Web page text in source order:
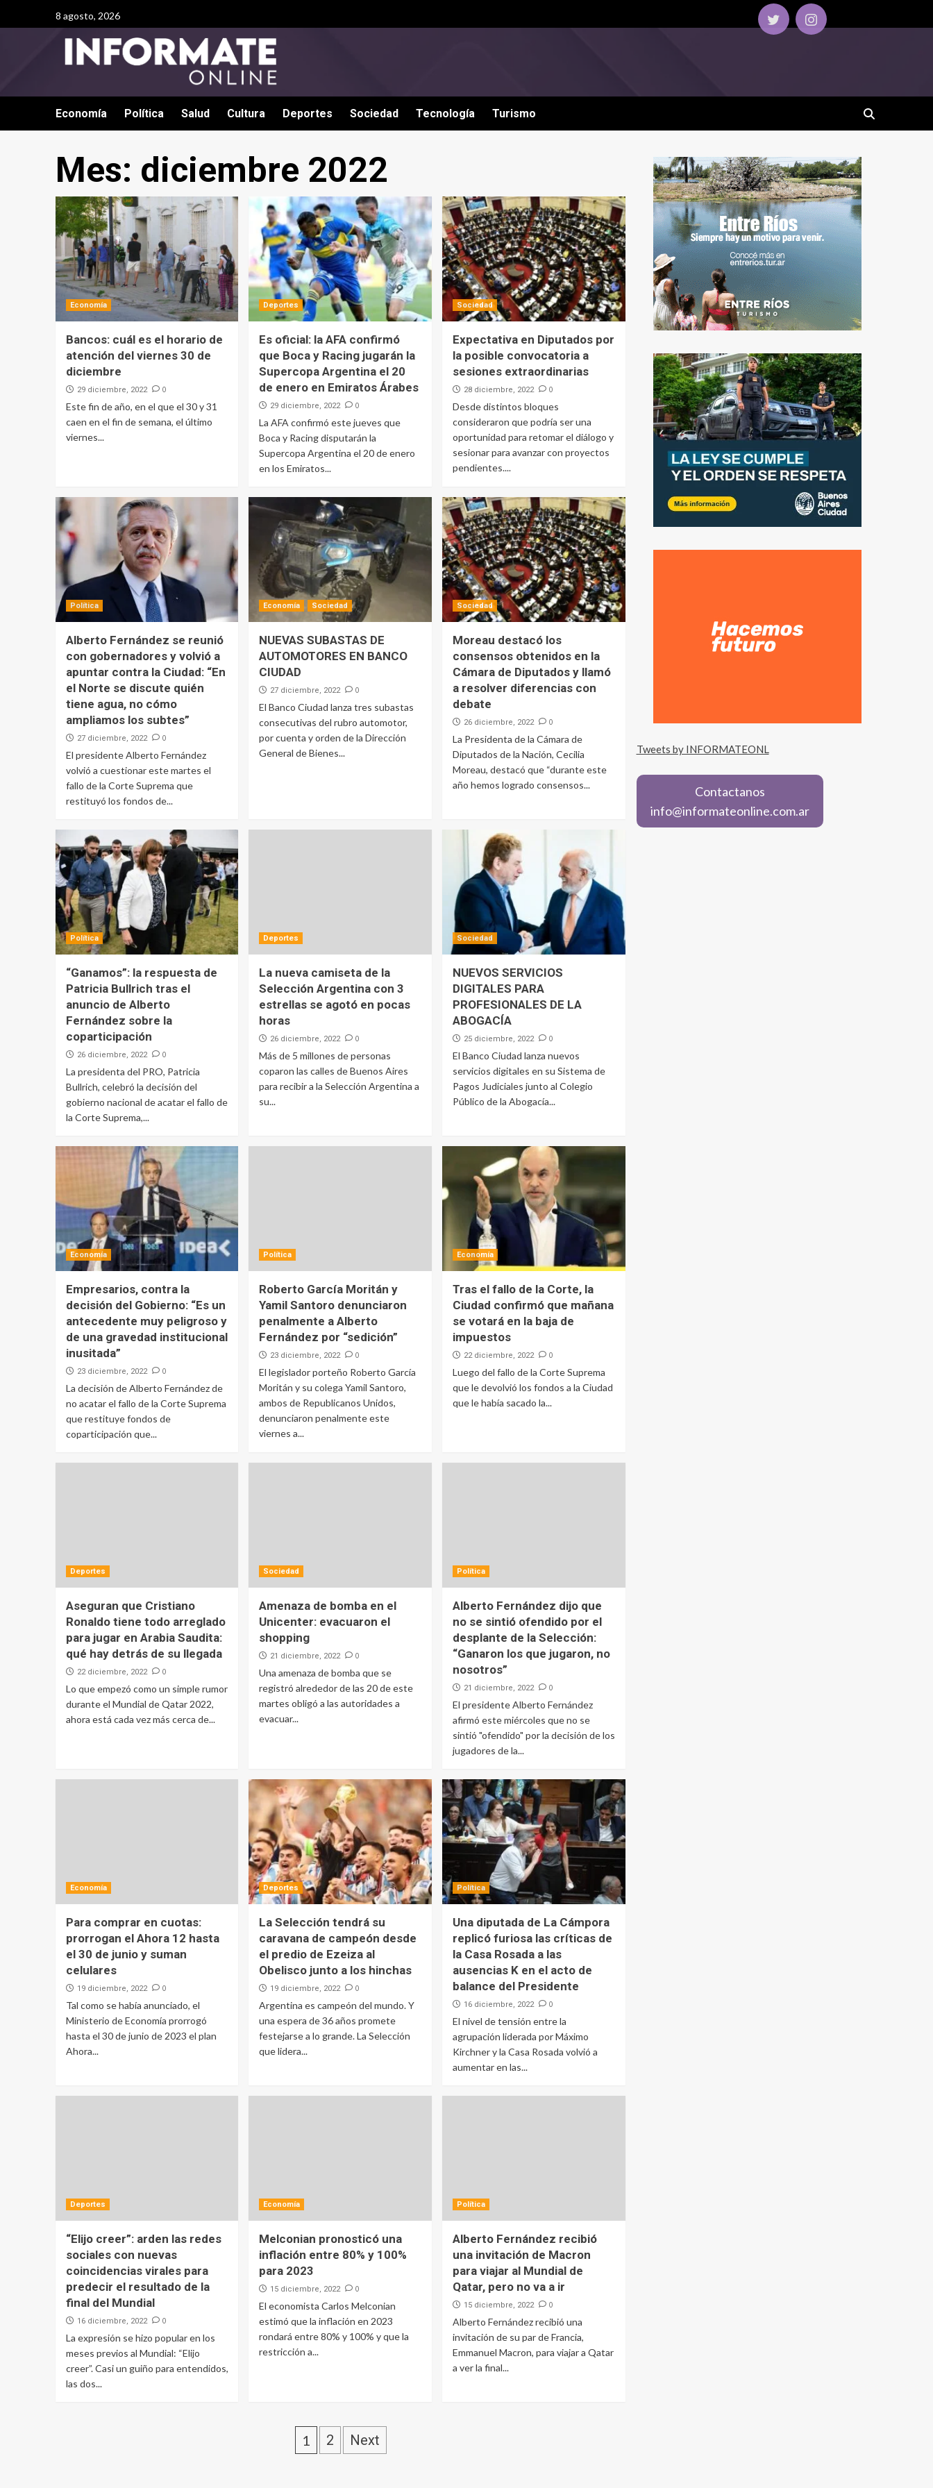
8 agosto, 2026
Economía Política Salud Cultura Deportes Sociedad Tecnología Turismo
Mes: diciembre 2022
Economía
Bancos: cuál es el horario de
atención del viernes 30 de
diciembre
29 diciembre, 2022 0
Este fin de año, en el que el 30 y 31
caen en el fin de semana, el último
viernes...
Deportes
Es oficial: la AFA confirmó
que Boca y Racing jugarán la
Supercopa Argentina el 20
de enero en Emiratos Árabes
29 diciembre, 2022 0
La AFA confirmó este jueves que
Boca y Racing disputarán la
Supercopa Argentina el 20 de enero
en los Emiratos...
Sociedad
Expectativa en Diputados por
la posible convocatoria a
sesiones extraordinarias
28 diciembre, 2022 0
Desde distintos bloques
consideraron que podría ser una
oportunidad para retomar el diálogo y
sesionar para avanzar con proyectos
pendientes....
Política
Alberto Fernández se reunió
con gobernadores y volvió a
apuntar contra la Ciudad: “En
el Norte se discute quién
tiene agua, no cómo
ampliamos los subtes”
27 diciembre, 2022 0
El presidente Alberto Fernández
volvió a cuestionar este martes el
fallo de la Corte Suprema que
restituyó los fondos de...
Economía Sociedad
NUEVAS SUBASTAS DE
AUTOMOTORES EN BANCO
CIUDAD
27 diciembre, 2022 0
El Banco Ciudad lanza tres subastas
consecutivas del rubro automotor,
por cuenta y orden de la Dirección
General de Bienes...
Sociedad
Moreau destacó los
consensos obtenidos en la
Cámara de Diputados y llamó
a resolver diferencias con
debate
26 diciembre, 2022 0
La Presidenta de la Cámara de
Diputados de la Nación, Cecilia
Moreau, destacó que “durante este
año hemos logrado consensos...
Política
“Ganamos”: la respuesta de
Patricia Bullrich tras el
anuncio de Alberto
Fernández sobre la
coparticipación
26 diciembre, 2022 0
La presidenta del PRO, Patricia
Bullrich, celebró la decisión del
gobierno nacional de acatar el fallo de
la Corte Suprema,...
Deportes
La nueva camiseta de la
Selección Argentina con 3
estrellas se agotó en pocas
horas
26 diciembre, 2022 0
Más de 5 millones de personas
coparon las calles de Buenos Aires
para recibir a la Selección Argentina a
su...
Sociedad
NUEVOS SERVICIOS
DIGITALES PARA
PROFESIONALES DE LA
ABOGACÍA
25 diciembre, 2022 0
El Banco Ciudad lanza nuevos
servicios digitales en su Sistema de
Pagos Judiciales junto al Colegio
Público de la Abogacía...
Economía
Empresarios, contra la
decisión del Gobierno: “Es un
antecedente muy peligroso y
de una gravedad institucional
inusitada”
23 diciembre, 2022 0
La decisión de Alberto Fernández de
no acatar el fallo de la Corte Suprema
que restituye fondos de
coparticipación que...
Política
Roberto García Moritán y
Yamil Santoro denunciaron
penalmente a Alberto
Fernández por “sedición”
23 diciembre, 2022 0
El legislador porteño Roberto García
Moritán y su colega Yamil Santoro,
ambos de Republicanos Unidos,
denunciaron penalmente este
viernes a...
Economía
Tras el fallo de la Corte, la
Ciudad confirmó que mañana
se votará en la baja de
impuestos
22 diciembre, 2022 0
Luego del fallo de la Corte Suprema
que le devolvió los fondos a la Ciudad
que le había sacado la...
Deportes
Aseguran que Cristiano
Ronaldo tiene todo arreglado
para jugar en Arabia Saudita:
qué hay detrás de su llegada
22 diciembre, 2022 0
Lo que empezó como un simple rumor
durante el Mundial de Qatar 2022,
ahora está cada vez más cerca de...
Sociedad
Amenaza de bomba en el
Unicenter: evacuaron el
shopping
21 diciembre, 2022 0
Una amenaza de bomba que se
registró alrededor de las 20 de este
martes obligó a las autoridades a
evacuar...
Política
Alberto Fernández dijo que
no se sintió ofendido por el
desplante de la Selección:
“Ganaron los que jugaron, no
nosotros”
21 diciembre, 2022 0
El presidente Alberto Fernández
afirmó este miércoles que no se
sintió "ofendido" por la decisión de los
jugadores de la...
Economía
Para comprar en cuotas:
prorrogan el Ahora 12 hasta
el 30 de junio y suman
celulares
19 diciembre, 2022 0
Tal como se había anunciado, el
Ministerio de Economía prorrogó
hasta el 30 de junio de 2023 el plan
Ahora...
Deportes
La Selección tendrá su
caravana de campeón desde
el predio de Ezeiza al
Obelisco junto a los hinchas
19 diciembre, 2022 0
Argentina es campeón del mundo. Y
una espera de 36 años promete
festejarse a lo grande. La Selección
que lidera...
Política
Una diputada de La Cámpora
replicó furiosa las críticas de
la Casa Rosada a las
ausencias K en el acto de
balance del Presidente
16 diciembre, 2022 0
El nivel de tensión entre la
agrupación liderada por Máximo
Kirchner y la Casa Rosada volvió a
aumentar en las...
Deportes
“Elijo creer”: arden las redes
sociales con nuevas
coincidencias virales para
predecir el resultado de la
final del Mundial
16 diciembre, 2022 0
La expresión se hizo popular en los
meses previos al Mundial: “Elijo
creer”. Casi un guiño para entendidos,
las dos...
Economía
Melconian pronosticó una
inflación entre 80% y 100%
para 2023
15 diciembre, 2022 0
El economista Carlos Melconian
estimó que la inflación en 2023
rondará entre 80% y 100% y que la
restricción a...
Política
Alberto Fernández recibió
una invitación de Macron
para viajar al Mundial de
Qatar, pero no va a ir
15 diciembre, 2022 0
Alberto Fernández recibió una
invitación de su par de Francia,
Emmanuel Macron, para viajar a Qatar
a ver la final...
1 2 Next
Tweets by INFORMATEONL
Contactanos
info@informateonline.com.ar